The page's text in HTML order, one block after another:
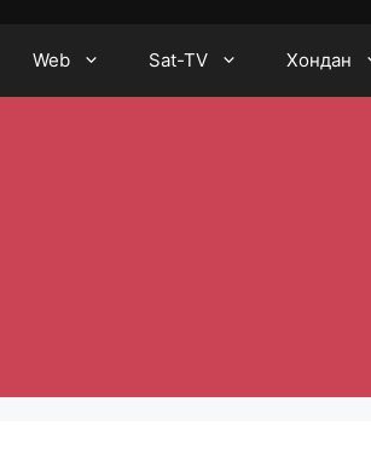
Web Sat-TV Хондан